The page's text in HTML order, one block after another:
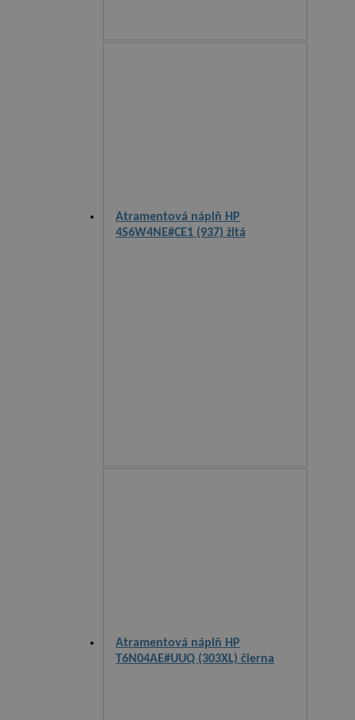
Atramentová náplň HP
4S6W4NE#CE1 (937) žltá
Atramentová náplň HP
T6N04AE#UUQ (303XL) čierna